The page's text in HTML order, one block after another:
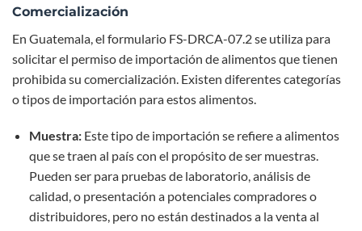
Comercialización
En Guatemala, el formulario FS-DRCA-07.2 se utiliza para
solicitar el permiso de importación de alimentos que tienen
prohibida su comercialización. Existen diferentes categorías
o tipos de importación para estos alimentos.
Muestra:Este tipo de importación se refiere a alimentos
que se traen al país con el propósito de ser muestras.
Pueden ser para pruebas de laboratorio, análisis de
calidad, o presentación a potenciales compradores o
distribuidores, pero no están destinados a la venta al